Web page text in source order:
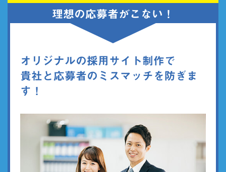
理想の応募者がこない！
オリジナルの採用サイト制作で
貴社と応募者のミスマッチを防ぎま
す！